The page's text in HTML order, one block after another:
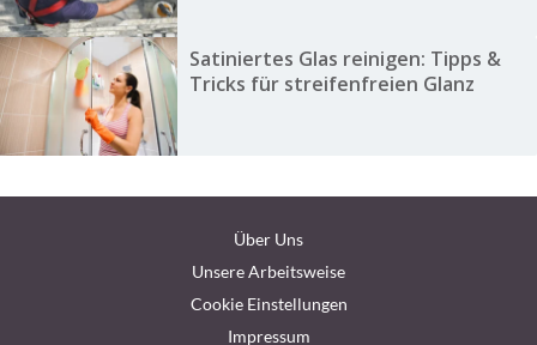
Satiniertes Glas reinigen: Tipps &
Tricks für streifenfreien Glanz
Über Uns
Unsere Arbeitsweise
Cookie Einstellungen
Impressum